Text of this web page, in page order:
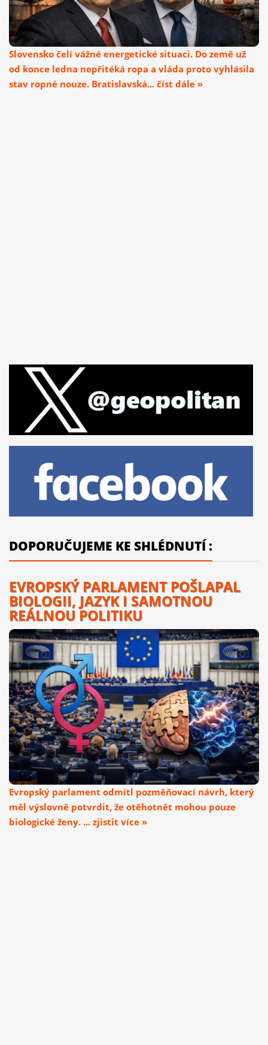
Slovensko čelí vážné energetické situaci. Do země už
od konce ledna nepřitéká ropa a vláda proto vyhlásila
stav ropné nouze. Bratislavská... číst dále »
DOPORUČUJEME KE SHLÉDNUTÍ :
EVROPSKÝ PARLAMENT POŠLAPAL
BIOLOGII, JAZYK I SAMOTNOU
REÁLNOU POLITIKU
Evropský parlament odmítl pozměňovací návrh, který
měl výslovně potvrdit, že otěhotnět mohou pouze
biologické ženy. ... zjistit více »